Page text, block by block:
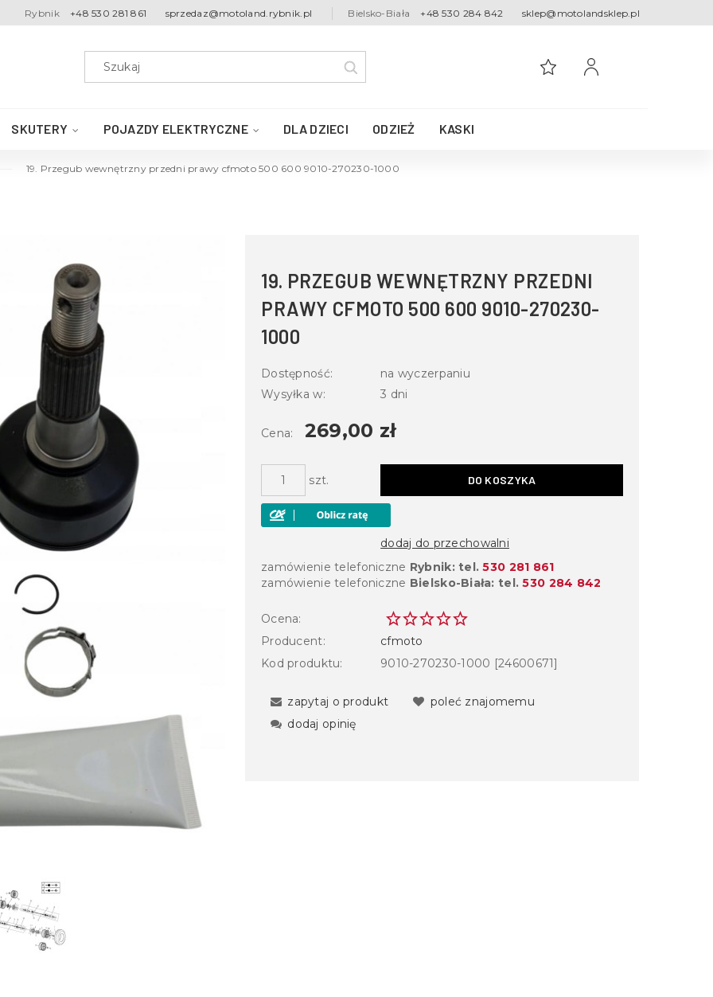
Rybnik +48 530 281 861 sprzedaz@motoland.rybnik.pl Bielsko-Biała +48 530 284 842 sklep@motolandsklep.pl
SKUTERY POJAZDY ELEKTRYCZNE DLA DZIECI ODZIEŻ KASKI
19. Przegub wewnętrzny przedni prawy cfmoto 500 600 9010-270230-1000
19. PRZEGUB WEWNĘTRZNY PRZEDNI
PRAWY CFMOTO 500 600 9010-270230-
1000
Dostępność:
na wyczerpaniu
Wysyłka w:
3 dni
Cena: 269,00 zł
szt. DO KOSZYKA
dodaj do przechowalni
zamówienie telefoniczne Rybnik: tel.530 281 861
zamówienie telefoniczne Bielsko-Biała: tel.530 284 842
Ocena:
Producent:
cfmoto
Kod produktu:
9010-270230-1000 [24600671]
zapytaj o produkt
poleć znajomemu
dodaj opinię